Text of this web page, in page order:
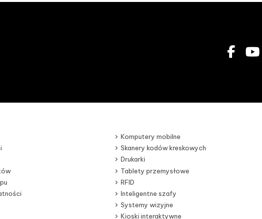
Komputery mobilne
Skanery kodów kreskowych
Drukarki
Tablety przemysłowe
RFID
Inteligentne szafy
Systemy wizyjne
Kioski interaktywne